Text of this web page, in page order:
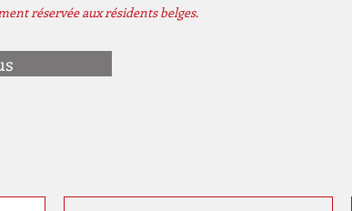
réservée aux résidents belges.